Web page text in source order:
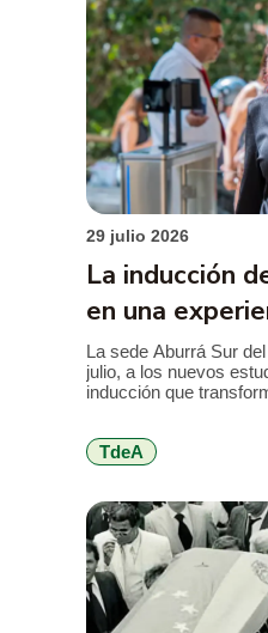
29 julio 2026
La inducción
en una
nuevos
La sede Aburrá Sur
julio, a los nuevos
inducción que
acercar a los jóvenes
TdeA